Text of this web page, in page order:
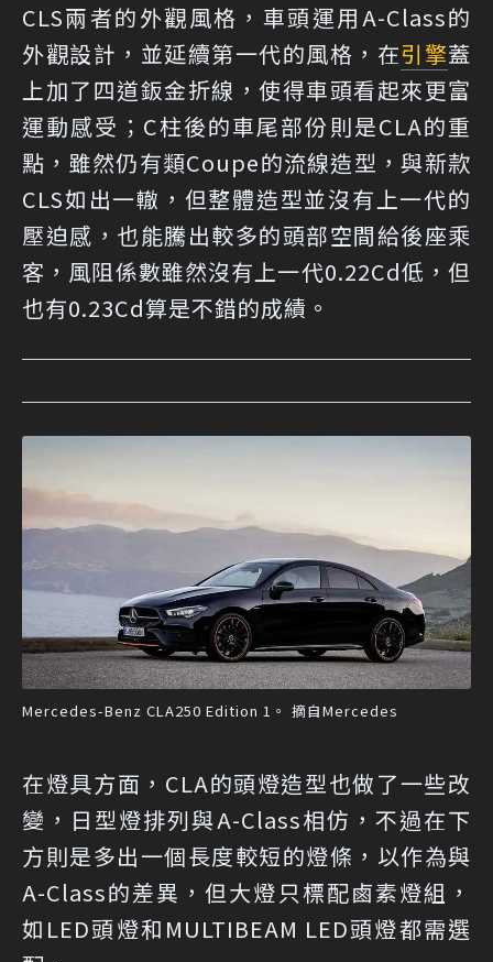
CLS兩者的外觀風格，車頭運用A-Class的
外觀設計，並延續第一代的風格，在引擎蓋
上加了四道鈑金折線，使得車頭看起來更富
運動感受；C柱後的車尾部份則是CLA的重
點，雖然仍有類Coupe的流線造型，與新款
CLS如出一轍，但整體造型並沒有上一代的
壓迫感，也能騰出較多的頭部空間給後座乘
客，風阻係數雖然沒有上一代0.22Cd低，但
也有0.23Cd算是不錯的成績。
Mercedes-Benz CLA250 Edition 1。 摘自Mercedes
在燈具方面，CLA的頭燈造型也做了一些改
變，日型燈排列與A-Class相仿，不過在下
方則是多出一個長度較短的燈條，以作為與
A-Class的差異，但大燈只標配鹵素燈組，
如LED頭燈和MULTIBEAM LED頭燈都需選